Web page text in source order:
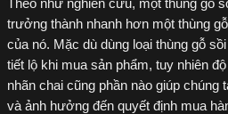
Theo như nghiên cứu, một thùng gỗ
trưởng thành nhanh hơn một thùng
của nó. Mặc dù dùng loại thùng gỗ
tiết lộ khi mua sản phẩm, tuy nhiên
nhãn chai cũng phần nào giúp
và ảnh hưởng đến quyết định mua